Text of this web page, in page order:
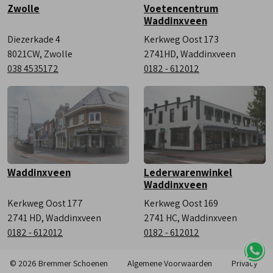
Zwolle
Diezerkade 4
8021CW, Zwolle
038 4535172
Voetencentrum
Waddinxveen
Kerkweg Oost 173
2741HD, Waddinxveen
0182 - 612012
Waddinxveen
Kerkweg Oost 177
2741 HD, Waddinxveen
0182 - 612012
Lederwarenwinkel
Waddinxveen
Kerkweg Oost 169
2741 HC, Waddinxveen
0182 - 612012
© 2026 Bremmer Schoenen Algemene Voorwaarden Privacy